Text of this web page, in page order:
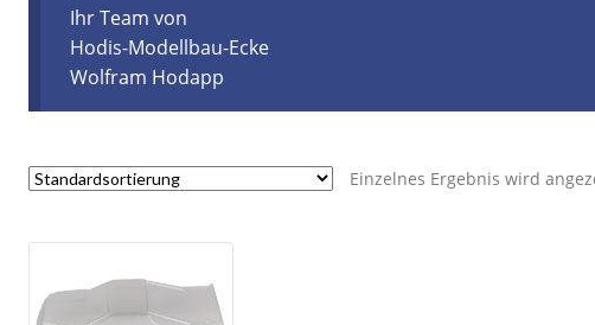
Ihr Team von
Hodis-Modellbau-Ecke
Wolfram Hodapp
Einzelnes Ergebnis wird